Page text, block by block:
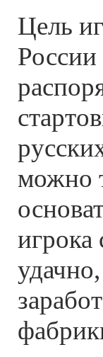
Цель
России
можно
игрока